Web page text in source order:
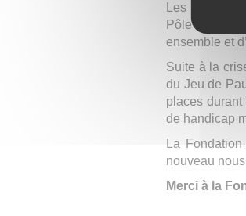
Les retours
Pôle enfance
ensemble et
Suite à la
du Jeu de
places
de handicap
La
nouveau
Merci à la